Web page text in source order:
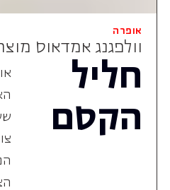
אופרה
וולפגנג אמדאוס
חליל
הקסם